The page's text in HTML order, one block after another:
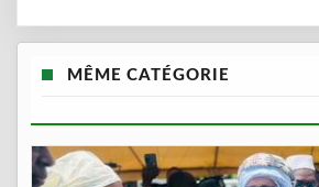
MÊME CATÉGORIE